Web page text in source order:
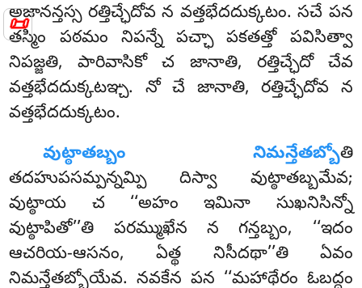
📜
అజానన్తస్స రత్తిచ్ఛేదోవ న వత్తభేదదుక్కటం. సచే పన
తస్మిం పఠమం నిపన్నే పచ్ఛా పకతత్తో పవిసిత్వా
నిపజ్జతి, పారివాసికో చ జానాతి, రత్తిచ్ఛేదో చేవ
వత్తభేదదుక్కటఞ్చ. నో చే జానాతి, రత్తిచ్ఛేదోవ న
వత్తభేదదుక్కటం.
వుట్ఠాతబ్బం నిమన్తేతబ్బోతి
తదహుపసమ్పన్నమ్పి దిస్వా వుట్ఠాతబ్బమేవ;
వుట్ఠాయ చ ‘‘అహం ఇమినా సుఖనిసిన్నో
వుట్ఠాపితో’’తి పరమ్ముఖేన న గన్తబ్బం, ‘‘ఇదం
ఆచరియ-ఆసనం, ఏత్థ నిసీదథా’’తి ఏవం
నిమన్తేతబ్బోయేవ. నవకేన పన ‘‘మహాథేరం ఓబద్ధం